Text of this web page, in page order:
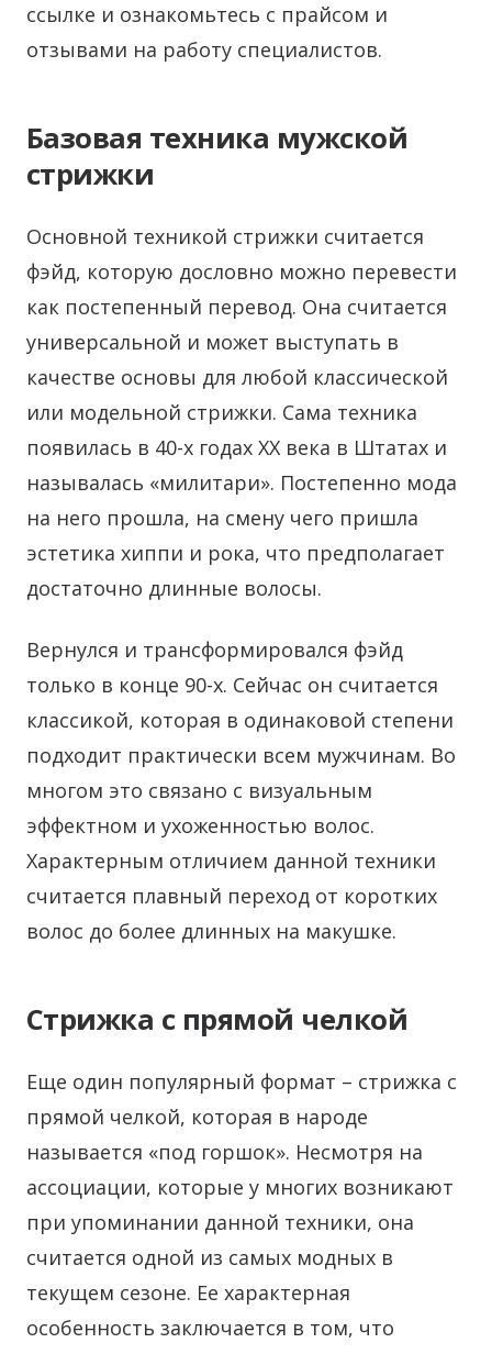
ссылке и ознакомьтесь с прайсом и
отзывами на работу специалистов.
Базовая техника мужской
стрижки
Основной техникой стрижки считается
фэйд, которую дословно можно перевести
как постепенный перевод. Она считается
универсальной и может выступать в
качестве основы для любой классической
или модельной стрижки. Сама техника
появилась в 40-х годах XX века в Штатах и
называлась «милитари». Постепенно мода
на него прошла, на смену чего пришла
эстетика хиппи и рока, что предполагает
достаточно длинные волосы.
Вернулся и трансформировался фэйд
только в конце 90-х. Сейчас он считается
классикой, которая в одинаковой степени
подходит практически всем мужчинам. Во
многом это связано с визуальным
эффектном и ухоженностью волос.
Характерным отличием данной техники
считается плавный переход от коротких
волос до более длинных на макушке.
Стрижка с прямой челкой
Еще один популярный формат – стрижка с
прямой челкой, которая в народе
называется «под горшок». Несмотря на
ассоциации, которые у многих возникают
при упоминании данной техники, она
считается одной из самых модных в
текущем сезоне. Ее характерная
особенность заключается в том, что